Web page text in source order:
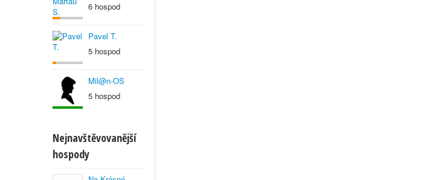
6 hospod
Pavel T.
5 hospod
Mil@n-OS
5 hospod
Nejnavštěvovanější
hospody